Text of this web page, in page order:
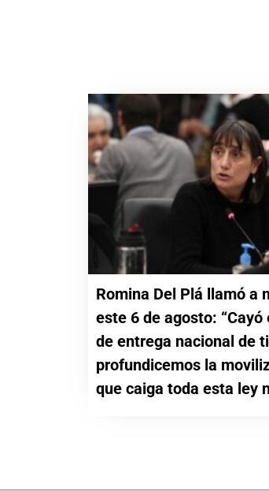
Romina Del Plá llamó a
este 6 de agosto:
de entrega nacional de
profundicemos la
que caiga toda esta ley